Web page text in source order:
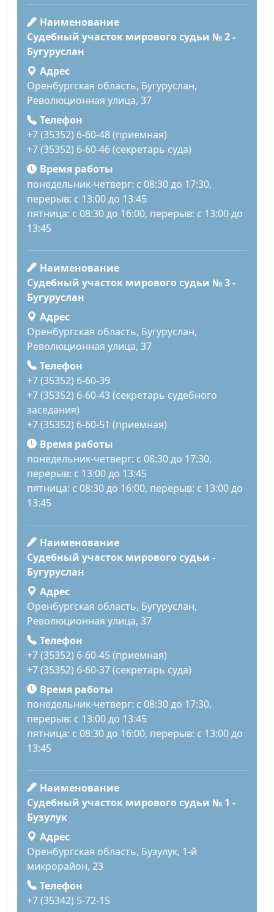
Наименование
Судебный участок мирового судьи № 2 -
Бугуруслан
Адрес
Оренбургская область, Бугуруслан,
Революционная улица, 37
Телефон
+7 (35352) 6-60-48 (приемная)
+7 (35352) 6-60-46 (секретарь суда)
Время работы
понедельник-четверг: с 08:30 до 17:30,
перерыв: с 13:00 до 13:45
пятница: с 08:30 до 16:00, перерыв: с 13:00 до
13:45
Наименование
Судебный участок мирового судьи № 3 -
Бугуруслан
Адрес
Оренбургская область, Бугуруслан,
Революционная улица, 37
Телефон
+7 (35352) 6-60-39
+7 (35352) 6-60-43 (секретарь судебного
заседания)
+7 (35352) 6-60-51 (приемная)
Время работы
понедельник-четверг: с 08:30 до 17:30,
перерыв: с 13:00 до 13:45
пятница: с 08:30 до 16:00, перерыв: с 13:00 до
13:45
Наименование
Судебный участок мирового судьи -
Бугуруслан
Адрес
Оренбургская область, Бугуруслан,
Революционная улица, 37
Телефон
+7 (35352) 6-60-45 (приемная)
+7 (35352) 6-60-37 (секретарь суда)
Время работы
понедельник-четверг: с 08:30 до 17:30,
перерыв: с 13:00 до 13:45
пятница: с 08:30 до 16:00, перерыв: с 13:00 до
13:45
Наименование
Судебный участок мирового судьи № 1 -
Бузулук
Адрес
Оренбургская область, Бузулук, 1-й
микрорайон, 23
Телефон
+7 (35342) 5-72-15